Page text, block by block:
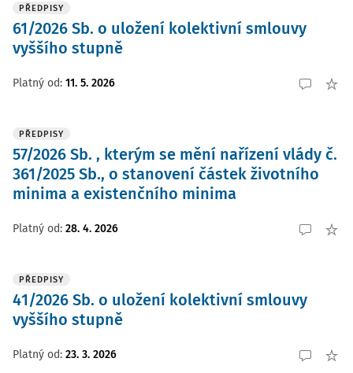
PŘEDPISY
61/2026 Sb. o uložení kolektivní smlouvy
vyššího stupně
Platný od: 11. 5. 2026
PŘEDPISY
57/2026 Sb. , kterým se mění nařízení vlády č.
361/2025 Sb., o stanovení částek životního
minima a existenčního minima
Platný od: 28. 4. 2026
PŘEDPISY
41/2026 Sb. o uložení kolektivní smlouvy
vyššího stupně
Platný od: 23. 3. 2026